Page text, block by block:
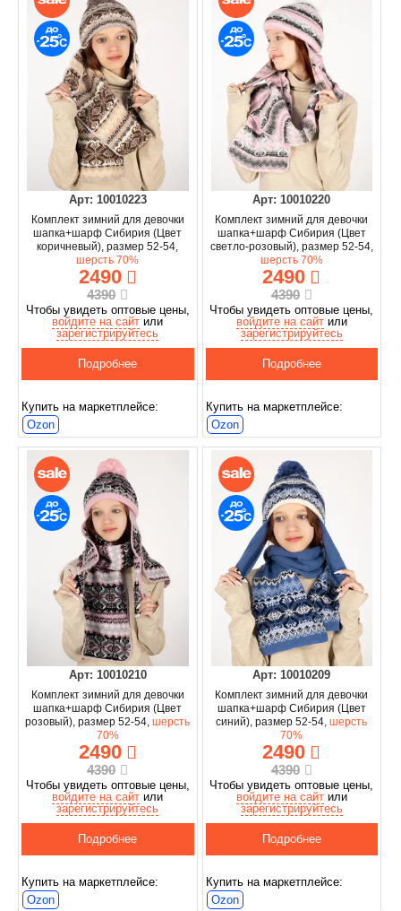
Арт: 10010223
Комплект зимний для девочки
шапка+шарф Сибирия (Цвет
коричневый), размер 52-54,
шерсть 70%
2490
4390
Чтобы увидеть оптовые цены,
войдите на сайт или
зарегистрируйтесь
Подробнее
Купить на маркетплейсе:
Ozon
Арт: 10010220
Комплект зимний для девочки
шапка+шарф Сибирия (Цвет
светло-розовый), размер 52-54,
шерсть 70%
2490
4390
Чтобы увидеть оптовые цены,
войдите на сайтили
зарегистрируйтесь
Подробнее
Купить на маркетплейсе:
Ozon
Арт: 10010210
Комплект зимний для девочки
шапка+шарф Сибирия (Цвет
розовый), размер 52-54,шерсть
70%
2490
4390
Чтобы увидеть оптовые цены,
войдите на сайт или
зарегистрируйтесь
Подробнее
Купить на маркетплейсе:
Ozon
Арт: 10010209
Комплект зимний для девочки
шапка+шарф Сибирия (Цвет
синий), размер 52-54,шерсть
70%
2490
4390
Чтобы увидеть оптовые цены,
войдите на сайтили
зарегистрируйтесь
Подробнее
Купить на маркетплейсе:
Ozon